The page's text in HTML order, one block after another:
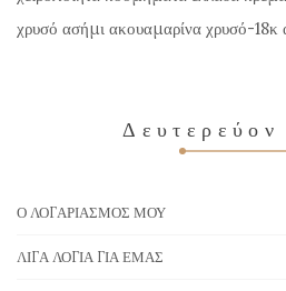
χρυσό ασήμι ακουαμαρίνα χρυσό-18κ
Ο ΛΟΓΑΡΙΑΣΜΌΣ ΜΟΥ
ΛΊΓΑ ΛΌΓΙΑ ΓΙΑ ΕΜΆΣ